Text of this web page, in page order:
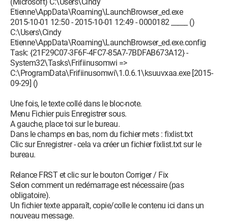
Etienne\AppData\Roaming\LaunchBrowser_ed.exe
2015-10-01 12:50 - 2015-10-01 12:49 - 0000182 _____ ()
C:\Users\Cindy
Etienne\AppData\Roaming\LaunchBrowser_ed.exe.config
Task: {21F29C07-3F6F-4FC7-85A7-7BDFAB673A12} -
System32\Tasks\Frifiinusomwi =>
C:\ProgramData\Frifiinusomwi\1.0.6.1\ksuuvxaa.exe [2015-
09-29] ()
Une fois, le texte collé dans le bloc-note.
Menu Fichier puis Enregistrer sous.
A gauche, place toi sur le bureau.
Dans le champs en bas, nom du fichier mets : fixlist.txt
Clic sur Enregistrer - cela va créer un fichier fixlist.txt sur le
bureau.
Relance FRST et clic sur le bouton Corriger / Fix
Selon comment un redémarrage est nécessaire (pas
obligatoire).
Un fichier texte apparaît, copie/colle le contenu ici dans un
nouveau message.